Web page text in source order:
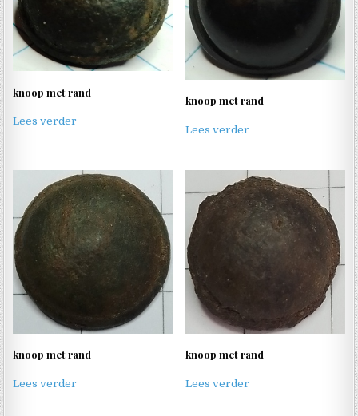
knoop met rand
Lees verder
knoop met rand
Lees verder
knoop met rand
Lees verder
knoop met rand
Lees verder